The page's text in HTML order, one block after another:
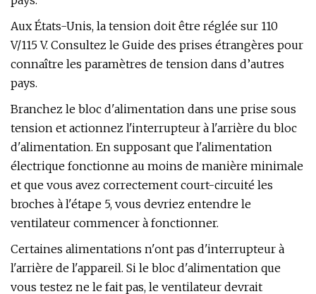
Aux États-Unis, la tension doit être réglée sur 110
V/115 V. Consultez le Guide des prises étrangères pour
connaître les paramètres de tension dans d’autres
pays.
Branchez le bloc d'alimentation dans une prise sous
tension et actionnez l'interrupteur à l'arrière du bloc
d'alimentation. En supposant que l'alimentation
électrique fonctionne au moins de manière minimale
et que vous avez correctement court-circuité les
broches à l'étape 5, vous devriez entendre le
ventilateur commencer à fonctionner.
Certaines alimentations n'ont pas d'interrupteur à
l'arrière de l'appareil. Si le bloc d'alimentation que
vous testez ne le fait pas, le ventilateur devrait